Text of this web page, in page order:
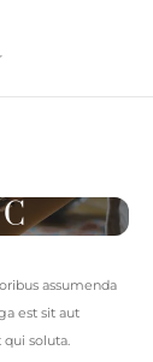
assumenda
est sit aut
soluta.